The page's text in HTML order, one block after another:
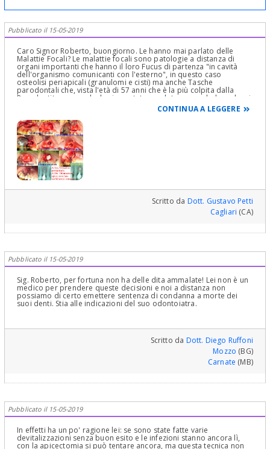
Pubblicato il 15-05-2019
Caro Signor Roberto, buongiorno. Le hanno mai parlato delle
Malattie Focali? Le malattie focali sono patologie a distanza di
organi importanti che hanno il loro Fucus di partenza "in cavità
dell'organismo comunicanti con l'esterno", in questo caso
osteolisi periapicali (granulomi e cisti) ma anche Tasche
parodontali che, vista l'età di 57 anni che è la più colpita dalla
Parodontite, spero che le siano state sondate per escludere che ci
siano o in caso ci fossero, per curare la Parodontite. Oltre alle
patologie descritte dice di avere dei provvisori. Spero non da 20
anni o da molti anni perché sarebbe pericoloso per le malacie che
si creerebbero sui monconi! Il provvisorio si chiama provvisorio
perché deve stare in bocca in modo provvisorio. Sembra banale,
ma non lo è! Dice bene il suo Dentista di rifare le terapie
endodontiche ed in caso di insuccesso di curare per via
retrograda l'apice endodontico. Badi ho parlato di "Retrograda" e
non di Apicectomia e a tal proposito Le lascio un poster di una
retrograda,fatta anni fa, cosa ben diversa da una apicectomia, ma
è il caso di fare ore ma se va a cercare tra le mie risposte troverà
questo argomento, le dico solo che L'apicectomia classica, è
retaggio del passato e di alcuni Chirurghi Maxillo Facciali od Orali
che non si "intendono" di Endodonzia e chirurgia endodontica,
del dente e non solo non serve a niente ma è causa di recidive per
particolare (a becco di flauto e ritrattato per via retrograda e
sigillato)! ! :) Cari saluti
CONTINUA A LEGGERE
Scritto da Dott. Gustavo Petti
Cagliari (CA)
Pubblicato il 15-05-2019
Sig. Roberto, per fortuna non ha delle dita ammalate! Lei non è un
medico per prendere queste decisioni e noi a distanza non
possiamo di certo emettere sentenza di condanna a morte dei
suoi denti. Stia alle indicazioni del suo odontoiatra.
Scritto da Dott. Diego Ruffoni
Mozzo (BG)
Carnate (MB)
Pubblicato il 15-05-2019
In effetti ha un po' ragione lei: se sono state fatte varie
devitalizzazioni senza buon esito e le infezioni stanno ancora lì,
con la apicectomia si può tentare ancora, ma questa tecnica non